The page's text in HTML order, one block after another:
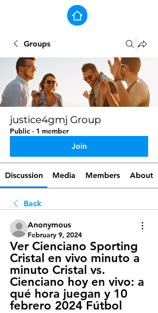
Groups
justice4gmj Group
Public · 1 member
Join
Discussion Media Members About
Back
Anonymous
February 9, 2024
Ver Cienciano Sporting
Cristal en vivo minuto a
minuto Cristal vs.
Cienciano hoy en vivo: a
qué hora juegan y 10
febrero 2024 Fútbol